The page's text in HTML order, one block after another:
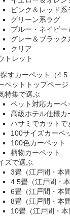
ピンク＆レッド系
グリーン系ラグ
ブルー・ネイビ
グレー＆ブラック
クリア
トレット
カーペット（4.5
ペットトップページ
特集で選ぶ
ペット対応カーペ
高級ホテル仕様カ
ハサミでカットで
100サイズカーペ
100色カーペット
柄物カーペット
ズで選ぶ
3畳（江戸間・本
4.5畳（江戸間・
6畳（江戸間・本
8畳（江戸間・本
10畳（江戸間・